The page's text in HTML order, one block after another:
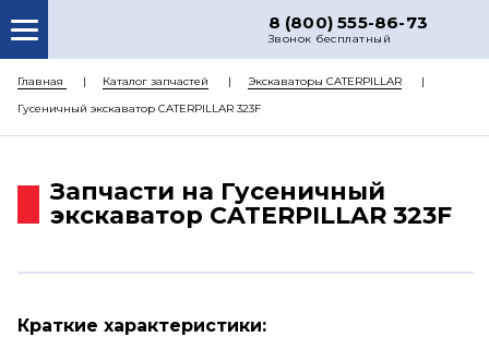
8 (800) 555-86-73
Звонок бесплатный
О НАС
КАТАЛОГ ЗАПЧАСТЕЙ
ДОСТАВКА
Главная Каталог запчастей
Экскаваторы CATERPILLAR
Гусеничный экскаватор CATERPILLAR 323F
Запчасти на Гусеничный
экскаватор CATERPILLAR 323F
Краткие характеристики: